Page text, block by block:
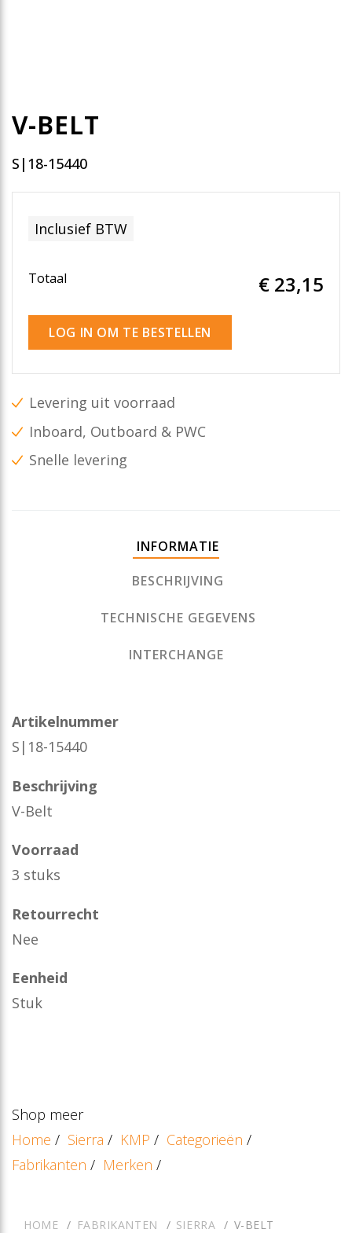
V-BELT
S|18-15440
Inclusief BTW
Totaal € 23,15
LOG IN OM TE BESTELLEN
Levering uit voorraad
Inboard, Outboard & PWC
Snelle levering
INFORMATIE
BESCHRIJVING
TECHNISCHE GEGEVENS
INTERCHANGE
Artikelnummer
S|18-15440
Beschrijving
V-Belt
Voorraad
3 stuks
Retourrecht
Nee
Eenheid
Stuk
Shop meer
Home / Sierra / KMP / Categorieën /
Fabrikanten / Merken /
HOME FABRIKANTEN SIERRA V-BELT